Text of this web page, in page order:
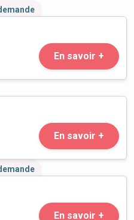
En savoir +
En savoir +
En savoir +